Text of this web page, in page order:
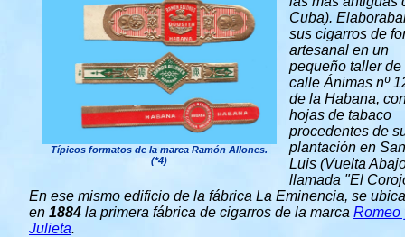
Típicos formatos de la marca Ramón Allones.
(*4)
Cuba).
sus cigarros de
artesanal en un
pequeño taller de
calle Ánimas nº
de la Habana,
hojas de tabaco
procedentes de
plantación en San
Luis (Vuelta
llamada "El
En ese mismo edificio de la fábrica La Eminencia, se
en 1884 la primera fábrica de cigarros de la marca Romeo
Julieta.